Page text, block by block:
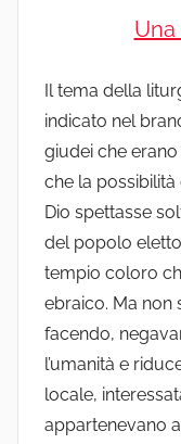
Il tema della
indicato nel
giudei che erano
che la
Dio spettasse
del popolo
tempio coloro
ebraico. Ma non
facendo,
l’umanità e
locale,
appartenevano